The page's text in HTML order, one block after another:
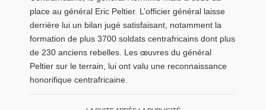
place au général Eric Peltier. L’officier général laisse
derrière lui un bilan jugé satisfaisant, notamment la
formation de plus 3700 soldats centrafricains dont plus
de 230 anciens rebelles. Les œuvres du général
Peltier sur le terrain, lui ont valu une reconnaissance
honorifique centrafricaine.